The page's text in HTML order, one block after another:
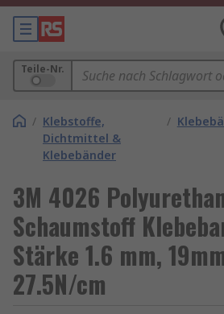
Teile-Nr.
/ Klebstoffe,
Dichtmittel &
Klebebänder
/
3M 4026
Schaumstoff
Stärke 1.6 mm,
27.5N/cm